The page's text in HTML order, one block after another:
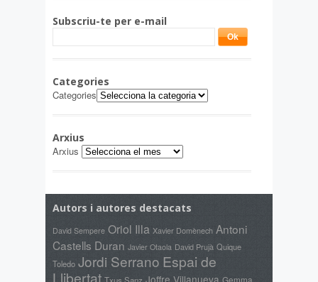
Subscriu-te per e-mail
Categories
Categories
Arxius
Arxius
Autors i autores destacats
David Sempere Oriol Illa Xavier Domènech Antoni
Castells Duran Javier Otaola David Prujà Quique
Toledo Jordi Serrano Espai de
Llibertat